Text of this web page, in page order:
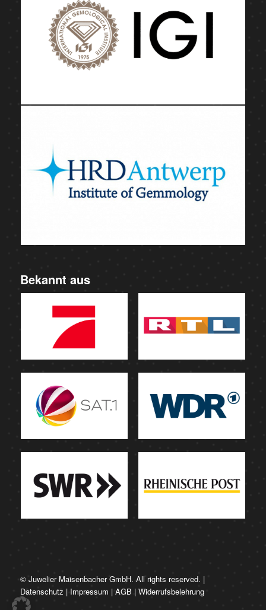
Bekannt aus
© Juwelier Maisenbacher GmbH. All rights reserved. |
Datenschutz | Impressum | AGB | Widerrufsbelehrung